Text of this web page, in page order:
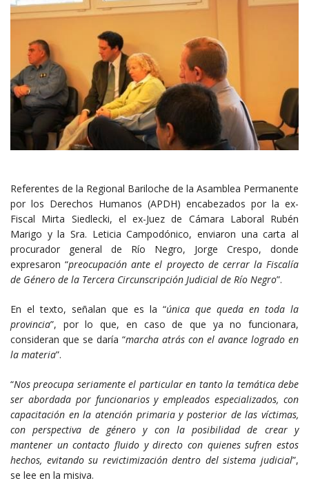
Referentes de la Regional Bariloche de la Asamblea Permanente
por los Derechos Humanos (APDH) encabezados por la ex-
Fiscal Mirta Siedlecki, el ex-Juez de Cámara Laboral Rubén
Marigo y la Sra. Leticia Campodónico, enviaron una carta al
procurador general de Río Negro, Jorge Crespo, donde
expresaron “preocupación ante el proyecto de cerrar la Fiscalía
de Género de la Tercera Circunscripción Judicial de Río Negro”.
En el texto, señalan que es la “única que queda en toda la
provincia”, por lo que, en caso de que ya no funcionara,
consideran que se daría “marcha atrás con el avance logrado en
la materia”.
“Nos preocupa seriamente el particular en tanto la temática debe
ser abordada por funcionarios y empleados especializados, con
capacitación en la atención primaria y posterior de las víctimas,
con perspectiva de género y con la posibilidad de crear y
mantener un contacto fluido y directo con quienes sufren estos
hechos, evitando su revictimización dentro del sistema judicial”,
se lee en la misiva.